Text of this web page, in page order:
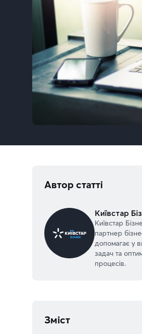
Автор статті
Київстар
Київстар
партнер
допомагає у
задач та
процесів.
Зміст